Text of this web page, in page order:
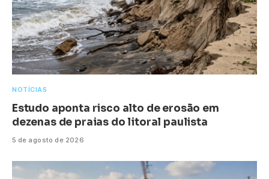
NOTÍCIAS
Estudo aponta risco alto de erosão em
dezenas de praias do litoral paulista
5 de agosto de 2026